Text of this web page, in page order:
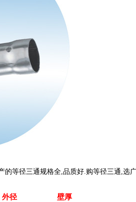
等径三通规格全,品质好.购等径三通,选
外径 壁厚